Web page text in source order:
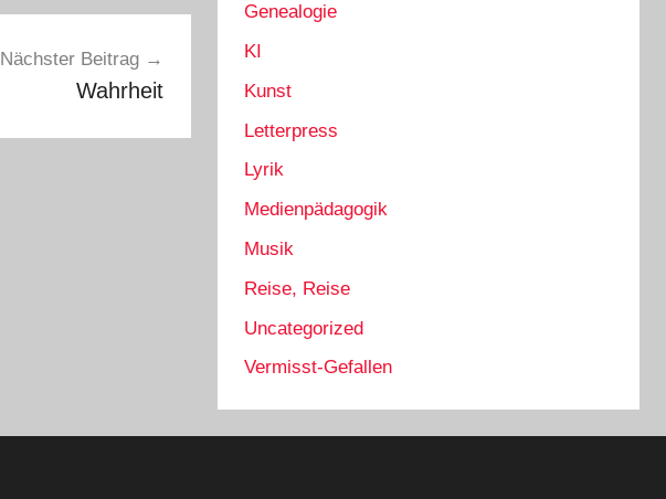
Nächster Beitrag
Wahrheit
Genealogie
KI
Kunst
Letterpress
Lyrik
Medienpädagogik
Musik
Reise, Reise
Uncategorized
Vermisst-Gefallen